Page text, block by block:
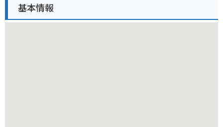
ポットも点在しています。高知県の名産品であるカツオのたた
きや、ゆずを使ったお菓子なども販売されているので、お土産
基本情報